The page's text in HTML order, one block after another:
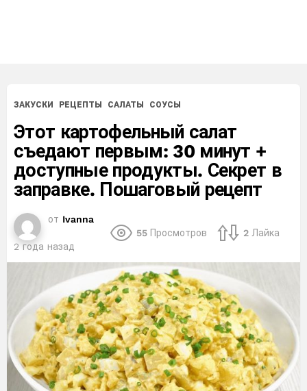
ЗАКУСКИ РЕЦЕПТЫ САЛАТЫ СОУСЫ
Этот картофельный салат
съедают первым: 30 минут +
доступные продукты. Секрет в
заправке. Пошаговый рецепт
от Ivanna
2 года назад
55 Просмотров 2 Лайка